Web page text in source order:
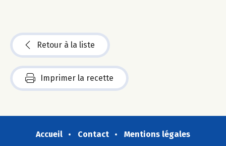
Retour à la liste
Imprimer la recette
Accueil Contact
Mentions légales